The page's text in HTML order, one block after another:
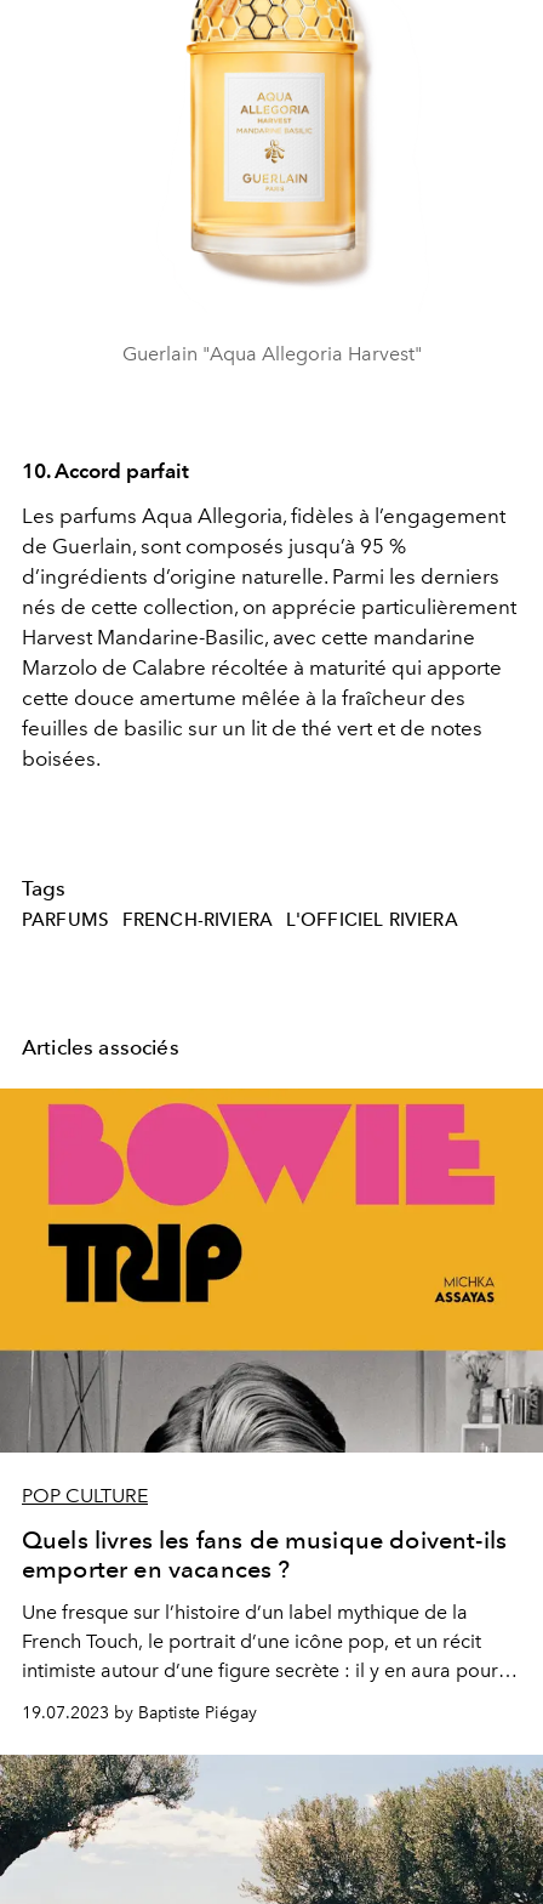
Guerlain "Aqua Allegoria Harvest"
10. Accord parfait
Les parfums Aqua Allegoria, fidèles à l’engagement
de Guerlain, sont composés jusqu’à 95 %
d’ingrédients d’origine naturelle. Parmi les derniers
nés de cette collection, on apprécie particulièrement
Harvest Mandarine-Basilic, avec cette mandarine
Marzolo de Calabre récoltée à maturité qui apporte
cette douce amertume mêlée à la fraîcheur des
feuilles de basilic sur un lit de thé vert et de notes
boisées.
Tags
PARFUMS FRENCH-RIVIERA L'OFFICIEL RIVIERA
Articles associés
POP CULTURE
Quels livres les fans de musique doivent-ils
emporter en vacances ?
Une fresque sur l’histoire d’un label mythique de la
French Touch, le portrait d’une icône pop, et un récit
intimiste autour d’une figure secrète : il y en aura pour
19.07.2023 by Baptiste Piégay